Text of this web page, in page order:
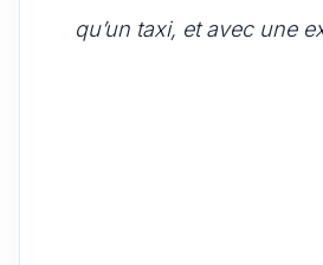
qu’un taxi, et avec une